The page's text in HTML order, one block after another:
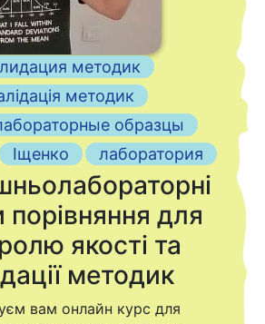
методик
методик
образцы
Іщенко лаборатория
порівняння для
якості та
методик
вам онлайн курс для